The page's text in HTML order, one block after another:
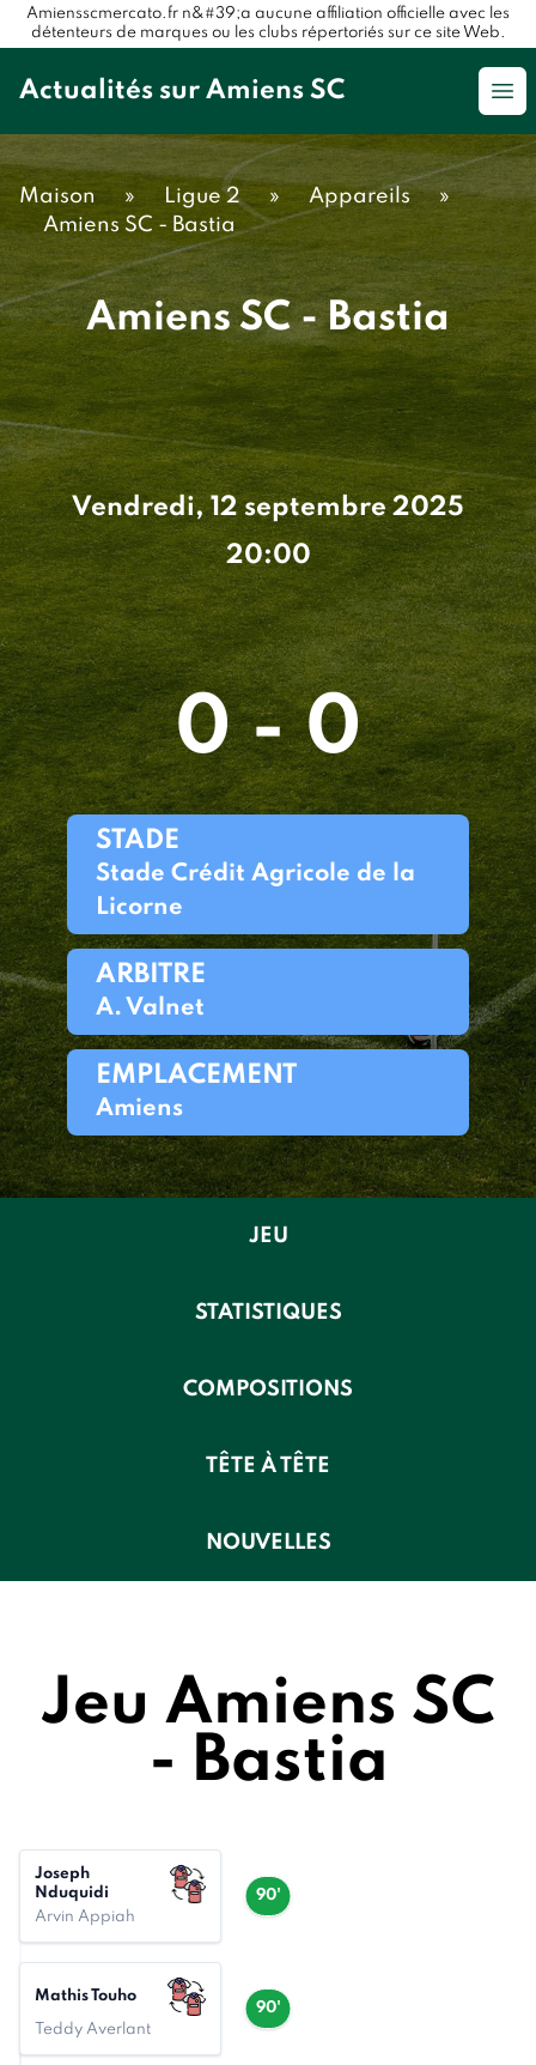
Amiensscmercato.fr n&#39;a aucune affiliation officielle avec les
détenteurs de marques ou les clubs répertoriés sur ce site Web.
Actualités sur Amiens SC
Maison » Ligue 2 » Appareils
»
Amiens SC - Bastia
Amiens SC - Bastia
Vendredi, 12 septembre 2025
20:00
0 - 0
STADE
Stade Crédit Agricole de la
Licorne
ARBITRE
A. Valnet
EMPLACEMENT
Amiens
JEU
STATISTIQUES
COMPOSITIONS
TÊTE À TÊTE
NOUVELLES
Jeu Amiens SC
- Bastia
90'
Joseph
Nduquidi
Arvin Appiah
90'
Mathis Touho
Teddy Averlant